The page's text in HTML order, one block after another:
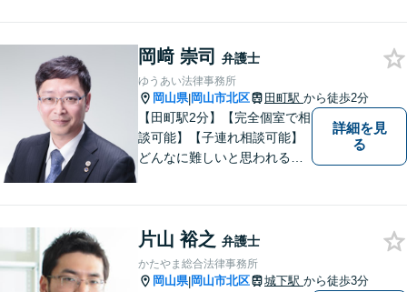
よる不当な取り調べや身体拘
束から、依頼者さまの利益を
守ります【完全個室相談】
岡﨑 崇司 弁護士
ゆうあい法律事務所
岡山県|岡山市北区 田町駅 から徒歩2分
【田町駅2分】【完全個室で相
談可能】【子連れ相談可能】
どんなに難しいと思われる案
ている皆さまの現状を良い方
向に変化させることができる
ように全力を尽くします。
詳細を見
る
片山 裕之 弁護士
かたやま総合法律事務所
岡山県|岡山市北区 城下駅 から徒歩3分